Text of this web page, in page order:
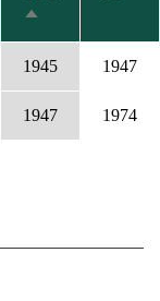
CSÖKKENŐ
RENDEZÉS
1945 1947
1947 1974